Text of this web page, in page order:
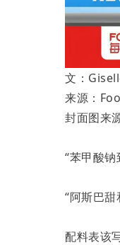
文：
来源：
封面图来
“苯甲酸
“阿斯巴
配料表该